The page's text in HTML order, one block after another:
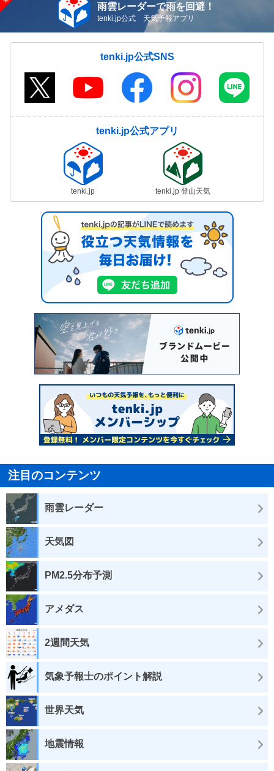
雨雲レーダーで雨を回避！
tenki.jp公式 天気予報アプリ
tenki.jp公式SNS
tenki.jp公式アプリ
tenki.jp tenki.jp 登山天気
注目のコンテンツ
雨雲レーダー
天気図
PM2.5分布予測
アメダス
2週間天気
気象予報士のポイント解説
世界天気
地震情報